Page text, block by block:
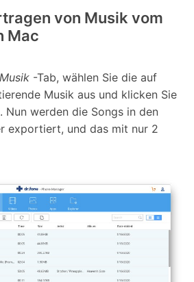
von Musik vom
Mac
Musik -Tab, wählen Sie die auf
Musik aus und klicken Sie
. Nun werden die Songs in den
exportiert, und das mit nur 2